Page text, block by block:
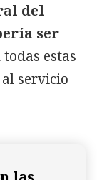
del
ser
estas
servicio